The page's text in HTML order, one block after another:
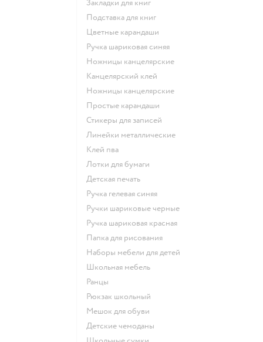
Закладки для книг
Подставка для книг
Цветные карандаши
Ручка шариковая синяя
Ножницы канцелярские
Канцелярский клей
Ножницы канцелярские
Простые карандаши
Стикеры для записей
Линейки металлические
Клей пва
Лотки для бумаги
Детская печать
Ручка гелевая синяя
Ручки шариковые черные
Ручка шариковая красная
Папка для рисования
Наборы мебели для детей
Школьная мебель
Ранцы
Рюкзак школьный
Мешок для обуви
Детские чемоданы